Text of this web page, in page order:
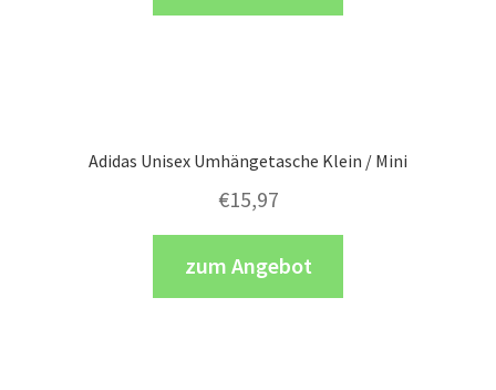
Adidas Unisex Umhängetasche Klein / Mini
€15,97
zum Angebot